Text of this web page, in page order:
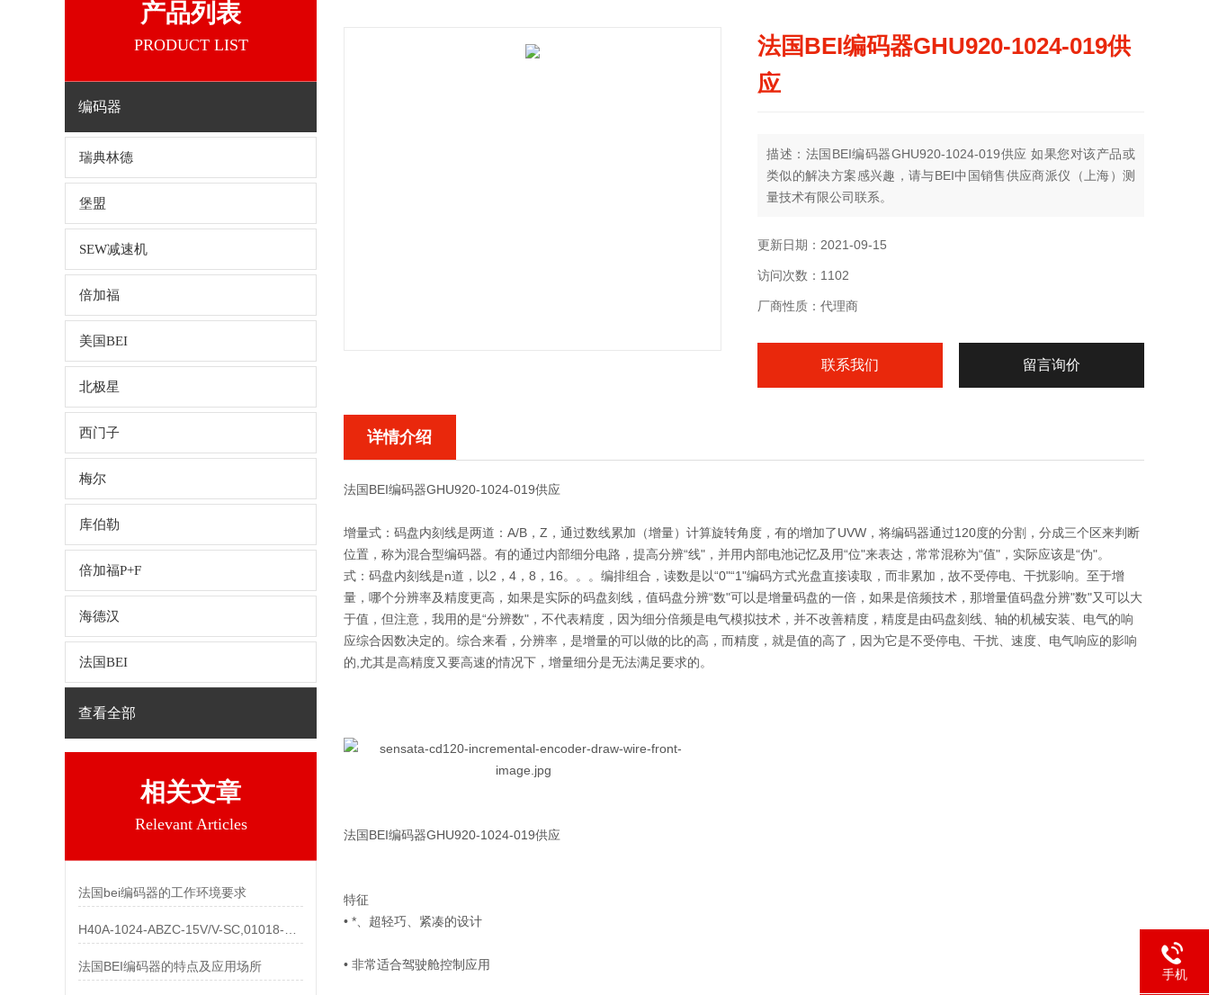
产品列表
PRODUCT LIST
编码器
瑞典林德
堡盟
SEW减速机
倍加福
美国BEI
北极星
西门子
梅尔
库伯勒
倍加福P+F
海德汉
法国BEI
查看全部
相关文章
Relevant Articles
法国bei编码器的工作环境要求
法国BEI编码器的特点及应用场所
法国BEI编码器GHU920-1024-019供
应
描述：法国BEI编码器GHU920-1024-019供应 如果您对该产品或
类似的解决方案感兴趣，请与BEI中国销售供应商派仪（上海）测
量技术有限公司联系。
更新日期：2021-09-15
访问次数：1102
厂商性质：代理商
联系我们 留言询价
详情介绍
法国BEI编码器GHU920-1024-019供应
增量式：码盘内刻线是两道：A/B，Z，通过数线累加（增量）计算旋转角度，有的增加了UVW，将编码器通过120度的分割，分成三个区来判断
位置，称为混合型编码器。有的通过内部细分电路，提高分辨“线"，并用内部电池记忆及用“位"来表达，常常混称为“值"，实际应该是“伪"。
式：码盘内刻线是n道，以2，4，8，16。。。编排组合，读数是以“0"“1"编码方式光盘直接读取，而非累加，故不受停电、干扰影响。至于增
量，哪个分辨率及精度更高，如果是实际的码盘刻线，值码盘分辨“数"可以是增量码盘的一倍，如果是倍频技术，那增量值码盘分辨"数"又可以大
于值，但注意，我用的是“分辨数"，不代表精度，因为细分倍频是电气模拟技术，并不改善精度，精度是由码盘刻线、轴的机械安装、电气的响
应综合因数决定的。综合来看，分辨率，是增量的可以做的比的高，而精度，就是值的高了，因为它是不受停电、干扰、速度、电气响应的影响
的,尤其是高精度又要高速的情况下，增量细分是无法满足要求的。
法国BEI编码器GHU920-1024-019供应
特征
• *、超轻巧、紧凑的设计
• 非常适合驾驶舱控制应用
手机